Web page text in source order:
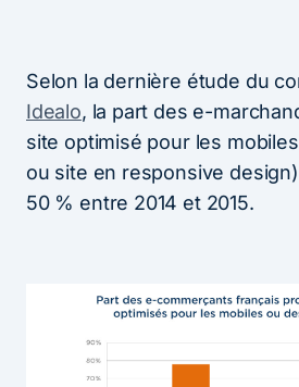
Selon la dernière étude du
Idealo, la part des e-
site optimisé pour les
ou site en responsive
50 % entre 2014 et 2015.